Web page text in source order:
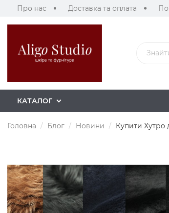
Про нас Доставка та оплата
КАТАЛОГ
Головна Блог Новини Купити Хутро